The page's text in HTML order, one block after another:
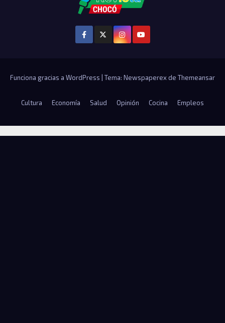
Funciona gracias a WordPress Tema: Newspaperex de Themeansar
Cultura Economía Salud Opinión Cocina Empleos